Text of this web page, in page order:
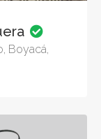
Boyacá,